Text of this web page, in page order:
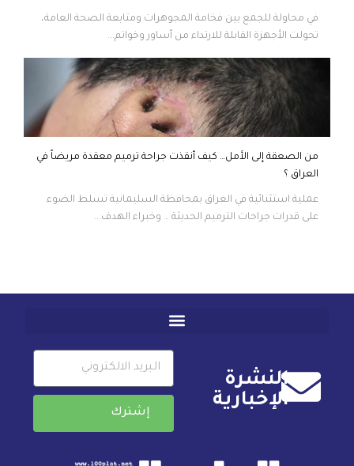
في محاولة للجمع بين فخامة المجوهرات ومتابعة الصحة العامة،
تحولت الأجهزة القابلة للارتداء من أساور وخواتم...
من الصعقة إلى الأمل… كيف أنقذت جراحة ترميم معقدة مريضاً في
العراق ؟
عملية استثنائية في العراق بمحافظة السليمانية تسلط الضوء
على قدرات جراحات الترميم الحديثة … وخبراء الهدف...
النشرة
الإخبارية
إشترك